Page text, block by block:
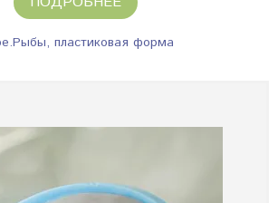
пластиковая форма